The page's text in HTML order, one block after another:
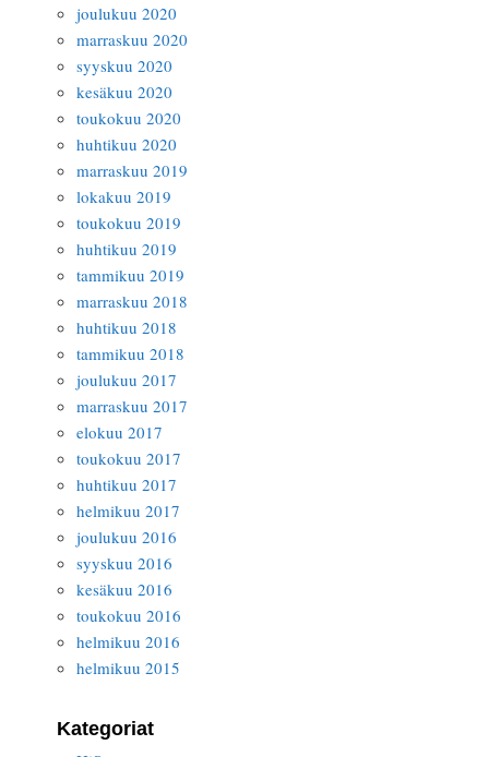
joulukuu 2020
marraskuu 2020
syyskuu 2020
kesäkuu 2020
toukokuu 2020
huhtikuu 2020
marraskuu 2019
lokakuu 2019
toukokuu 2019
huhtikuu 2019
tammikuu 2019
marraskuu 2018
huhtikuu 2018
tammikuu 2018
joulukuu 2017
marraskuu 2017
elokuu 2017
toukokuu 2017
huhtikuu 2017
helmikuu 2017
joulukuu 2016
syyskuu 2016
kesäkuu 2016
toukokuu 2016
helmikuu 2016
helmikuu 2015
Kategoriat